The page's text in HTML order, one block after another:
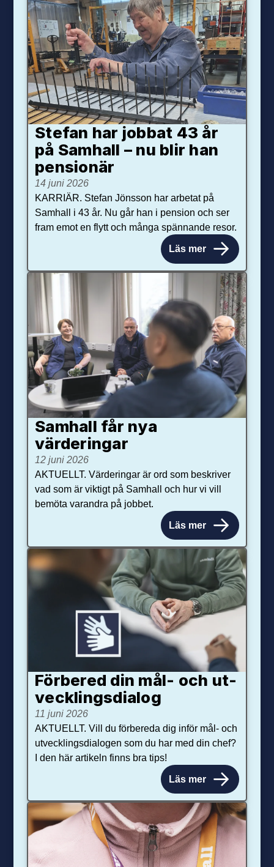
Stefan har jobbat 43 år
på Samhall – nu blir han
pensionär
14 juni 2026
KARRIÄR. Stefan Jönsson har arbetat på
Samhall i 43 år. Nu går han i pension och ser
fram emot en flytt och många spännande resor.
Läs mer
Samhall får nya
värdering­ar
12 juni 2026
AKTUELLT. Värderingar är ord som beskriver
vad som är viktigt på Samhall och hur vi vill
bemöta varandra på jobbet.
Läs mer
Förbered din mål- och ut­
veck­lings­dialog
11 juni 2026
AKTUELLT. Vill du förbereda dig inför mål- och
utvecklingsdialogen som du har med din chef?
I den här artikeln finns bra tips!
Läs mer